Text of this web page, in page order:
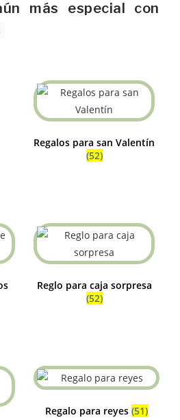
más especial con
Regalos para san Valentín
(52)
Reglo para caja sorpresa
(52)
Regalo para reyes (51)